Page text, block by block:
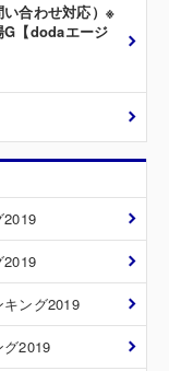
い合わせ対応）※
G【dodaエージ
ング2019
2019